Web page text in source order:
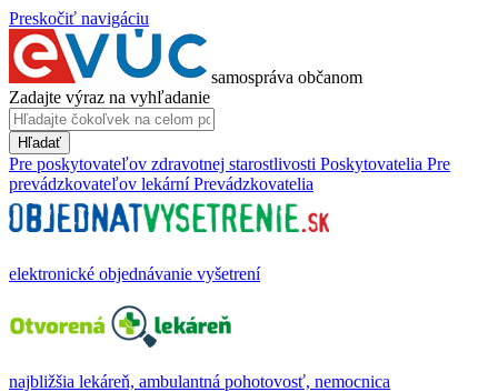
Preskočiť navigáciu
samospráva občanom
Zadajte výraz na vyhľadanie
Hľadať
Pre poskytovateľov zdravotnej starostlivosti Poskytovatelia Pre
prevádzkovateľov lekární Prevádzkovatelia
elektronické objednávanie vyšetrení
najbližšia lekáreň, ambulantná pohotovosť, nemocnica